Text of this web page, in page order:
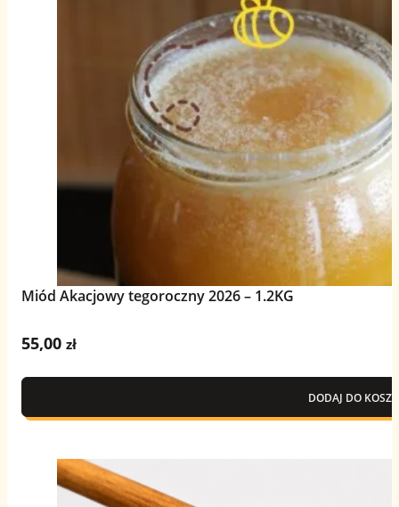
Miód Akacjowy tegoroczny 2026 – 1.2KG
55,00zł
DODAJ DO